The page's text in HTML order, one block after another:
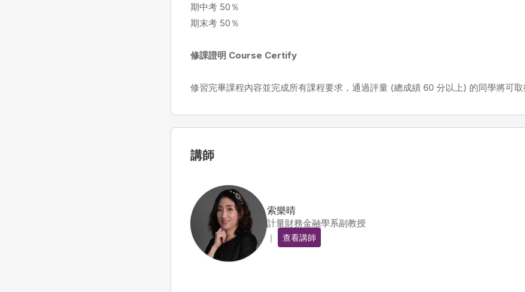
期中考 50％
期末考 50％
修課證明 Course Certify
修習完畢課程內容並完成所有課程要求，通過評量 (總成績 60 分以上) 的同學將可取
講師
索樂晴
計量財務金融學系副教授
｜ 查看講師